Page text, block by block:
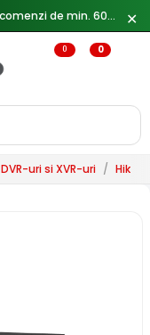
✕
0 0
DVR-uri si XVR-uri /